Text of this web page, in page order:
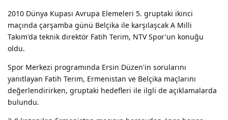
2010 Dünya Kupası Avrupa Elemeleri 5. gruptaki ikinci
maçında çarşamba günü Belçika ile karşılaşcak A Milli
Takım'da teknik direktör Fatih Terim, NTV Spor'un konuğu
oldu.
Spor Merkezi programında Ersin Düzen'in sorularını
yanıtlayan Fatih Terim, Ermenistan ve Belçika maçlarını
değerlendirirken, gruptaki hedefleri ile ilgli de açıklamalarda
bulundu.